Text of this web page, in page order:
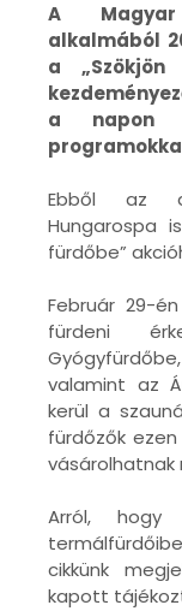
A Magyar
alkalmából
a
a napon
Ebből az
Hungarospa
fürdőbe”
Február 29-
fürdeni
valamint az
kerül a
fürdőzők
vásárolhatnak
Arról,
cikkünk
kapott